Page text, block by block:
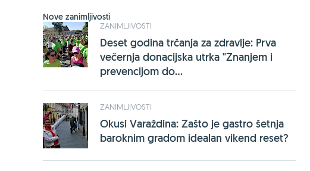
Nove zanimljivosti
ZANIMLJIVOSTI
Deset godina trčanja za zdravlje: Prva
večernja donacijska utrka "Znanjem i
prevencijom do...
ZANIMLJIVOSTI
Okusi Varaždina: Zašto je gastro šetnja
baroknim gradom idealan vikend reset?